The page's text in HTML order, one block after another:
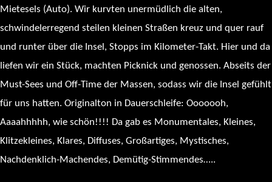
Mietesels (Auto). Wir kurvten unermüdlich die alten,
schwindelerregend steilen kleinen Straßen kreuz und quer rauf
und runter über die Insel, Stopps im Kilometer-Takt. Hier und da
liefen wir ein Stück, machten Picknick und genossen. Abseits der
Must-Sees und Off-Time der Massen, sodass wir die Insel gefühlt
für uns hatten. Originalton in Dauerschleife: Ooooooh,
Aaaahhhhh, wie schön!!!! Da gab es Monumentales, Kleines,
Klitzekleines, Klares, Diffuses, Großartiges, Mystisches,
Nachdenklich-Machendes, Demütig-Stimmendes…..